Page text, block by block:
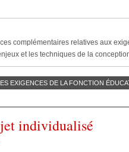
complémentaires relatives aux
et les techniques de la
EXIGENCES DE LA FONCTION
individualisé